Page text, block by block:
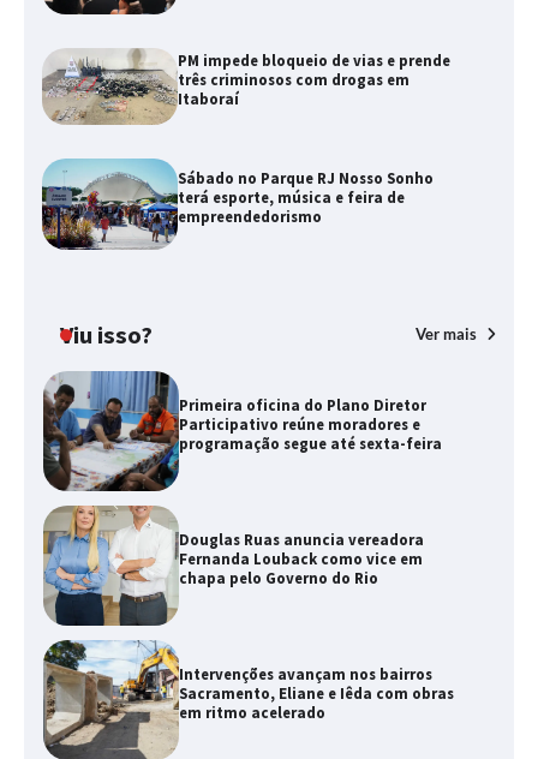
PM impede bloqueio de vias e prende
três criminosos com drogas em
Itaboraí
Sábado no Parque RJ Nosso Sonho
terá esporte, música e feira de
empreendedorismo
Viu isso? Ver mais
Primeira oficina do Plano Diretor
Participativo reúne moradores e
programação segue até sexta-feira
Douglas Ruas anuncia vereadora
Fernanda Louback como vice em
chapa pelo Governo do Rio
Intervenções avançam nos bairros
Sacramento, Eliane e Iêda com obras
em ritmo acelerado